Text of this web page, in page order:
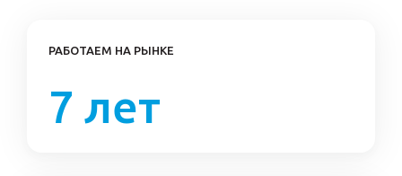
РАБОТАЕМ НА РЫНКЕ
7 лет